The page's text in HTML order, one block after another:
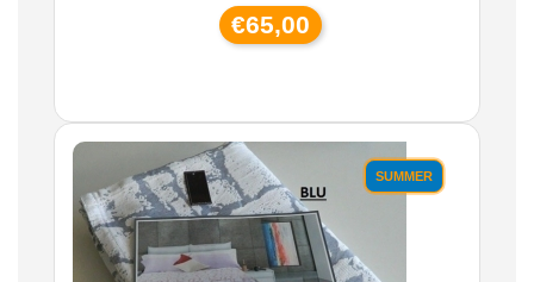
€65,00
SUMMER